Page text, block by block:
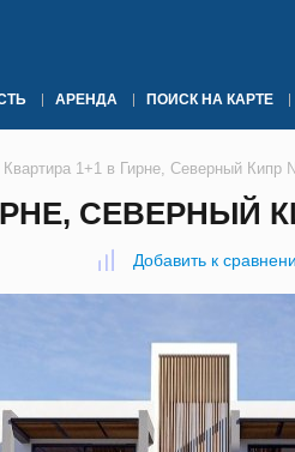
АРЕНДА ПОИСК НА КАРТЕ
Квартира 1+1 в Гирне, Северный Кипр
СЕВЕРНЫЙ
Добавить к